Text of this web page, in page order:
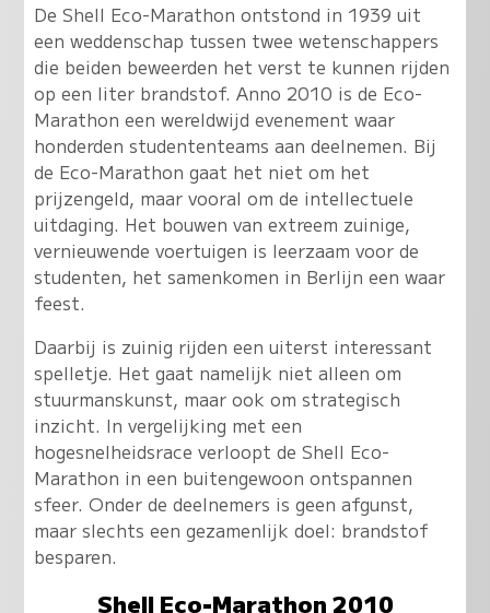
De Shell Eco-Marathon ontstond in 1939 uit
een weddenschap tussen twee wetenschappers
die beiden beweerden het verst te kunnen rijden
op een liter brandstof. Anno 2010 is de Eco-
Marathon een wereldwijd evenement waar
honderden studententeams aan deelnemen. Bij
de Eco-Marathon gaat het niet om het
prijzengeld, maar vooral om de intellectuele
uitdaging. Het bouwen van extreem zuinige,
vernieuwende voertuigen is leerzaam voor de
studenten, het samenkomen in Berlijn een waar
feest.
Daarbij is zuinig rijden een uiterst interessant
spelletje. Het gaat namelijk niet alleen om
stuurmanskunst, maar ook om strategisch
inzicht. In vergelijking met een
hogesnelheidsrace verloopt de Shell Eco-
Marathon in een buitengewoon ontspannen
sfeer. Onder de deelnemers is geen afgunst,
maar slechts een gezamenlijk doel: brandstof
besparen.
Shell Eco-Marathon 2010